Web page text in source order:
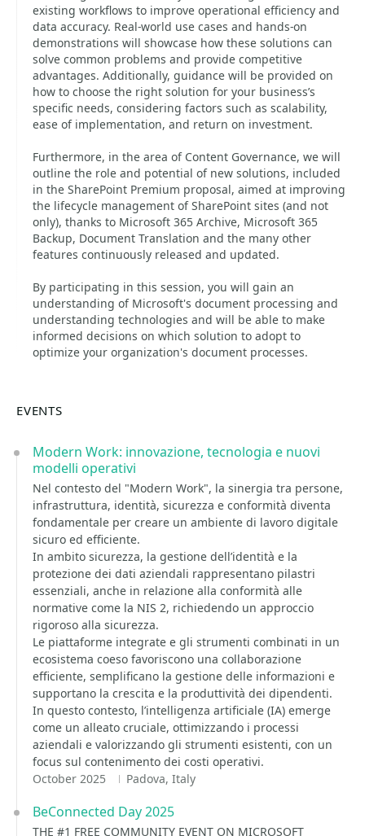
existing workflows to improve operational efficiency and
data accuracy. Real-world use cases and hands-on
demonstrations will showcase how these solutions can
solve common problems and provide competitive
advantages. Additionally, guidance will be provided on
how to choose the right solution for your business’s
specific needs, considering factors such as scalability,
ease of implementation, and return on investment.
Furthermore, in the area of ​​Content Governance, we will
outline the role and potential of new solutions, included
in the SharePoint Premium proposal, aimed at improving
the lifecycle management of SharePoint sites (and not
only), thanks to Microsoft 365 Archive, Microsoft 365
Backup, Document Translation and the many other
features continuously released and updated.
By participating in this session, you will gain an
understanding of Microsoft's document processing and
understanding technologies and will be able to make
informed decisions on which solution to adopt to
optimize your organization's document processes.
EVENTS
Modern Work: innovazione, tecnologia e nuovi
modelli operativi
Nel contesto del "Modern Work", la sinergia tra persone,
infrastruttura, identità, sicurezza e conformità diventa
fondamentale per creare un ambiente di lavoro digitale
sicuro ed efficiente.
In ambito sicurezza, la gestione dell’identità e la
protezione dei dati aziendali rappresentano pilastri
essenziali, anche in relazione alla conformità alle
normative come la NIS 2, richiedendo un approccio
rigoroso alla sicurezza.
Le piattaforme integrate e gli strumenti combinati in un
ecosistema coeso favoriscono una collaborazione
efficiente, semplificano la gestione delle informazioni e
supportano la crescita e la produttività dei dipendenti.
In questo contesto, l’intelligenza artificiale (IA) emerge
come un alleato cruciale, ottimizzando i processi
aziendali e valorizzando gli strumenti esistenti, con un
focus sul contenimento dei costi operativi.
October 2025
Padova, Italy
BeConnected Day 2025
THE #1 FREE COMMUNITY EVENT ON MICROSOFT